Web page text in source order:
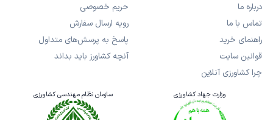
درباره ما
تماس با ما
راهنمای خرید
قوانین سایت
چرا کشاورزی آنلاین
حریم خصوصی
رویه ارسال سفارش
پاسخ به پرسش‌های متداول
آنچه کشاورز باید بداند
وزارت جهاد کشاورزی سازمان نظام مهندسی کشاورزی